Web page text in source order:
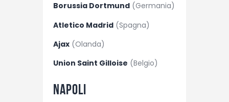
Borussia Dortmund (Germania)
Atletico Madrid (Spagna)
Ajax (Olanda)
Union Saint Gilloise (Belgio)
Napoli